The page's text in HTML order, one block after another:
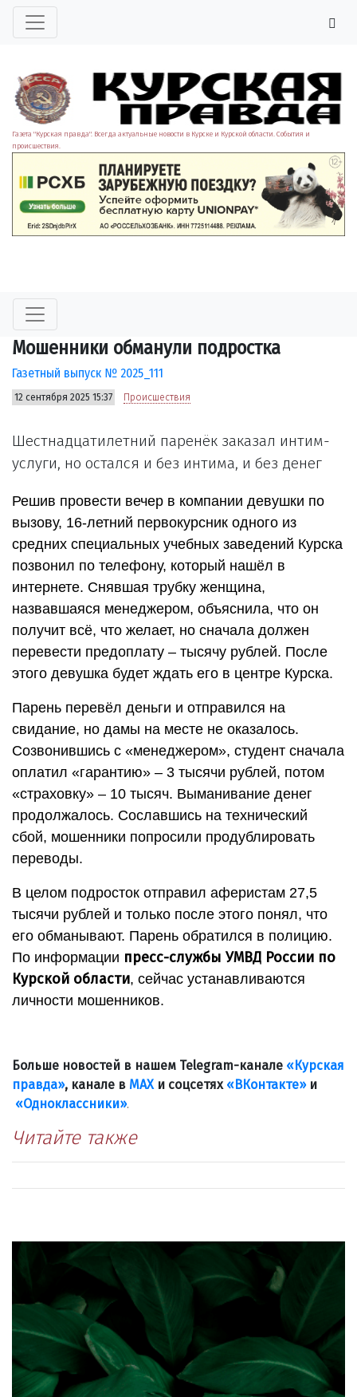
Газета "Курская правда". Всегда актуальные новости в Курске и Курской области. События и
происшествия.
Мошенники обманули подростка
Газетный выпуск № 2025_111
12 сентября 2025 15:37 Происшествия
Шестнадцатилетний паренёк заказал интим-
услуги, но остался и без интима, и без денег
Решив провести вечер в компании девушки по
вызову, 16-летний первокурсник одного из
средних специальных учебных заведений Курска
позвонил по телефону, который нашёл в
интернете. Снявшая трубку женщина,
назвавшаяся менеджером, объяснила, что он
получит всё, что желает, но сначала должен
перевести предоплату – тысячу рублей. После
этого девушка будет ждать его в центре Курска.
Парень перевёл деньги и отправился на
свидание, но дамы на месте не оказалось.
Созвонившись с «менеджером», студент сначала
оплатил «гарантию» – 3 тысячи рублей, потом
«страховку» – 10 тысяч. Выманивание денег
продолжалось. Сославшись на технический
сбой, мошенники попросили продублировать
переводы.
В целом подросток отправил аферистам 27,5
тысячи рублей и только после этого понял, что
его обманывают. Парень обратился в полицию.
По информации пресс-службы УМВД России по
Курской области, сейчас устанавливаются
личности мошенников.
Больше новостей в нашем Telegram-канале «Курская
правда», канале в МАХи соцсетях «ВКонтакте»и
«Одноклассники».
Читайте также